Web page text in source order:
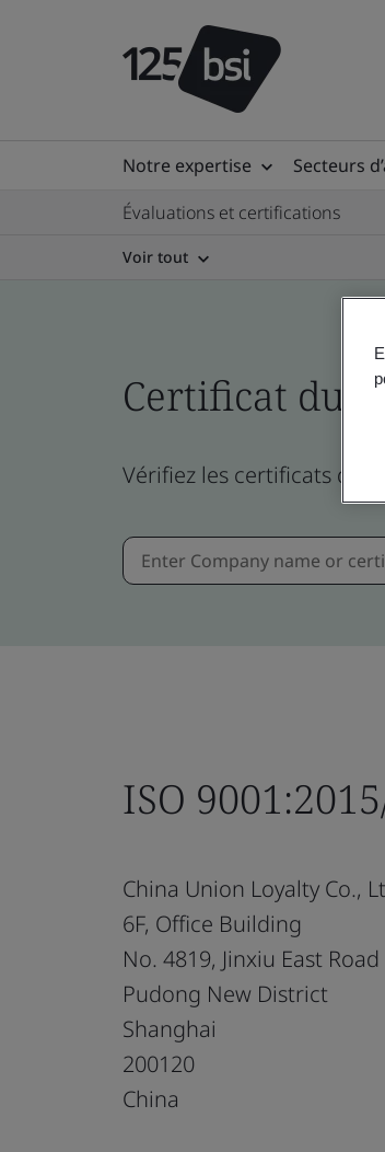
Notre expertise Secteurs
Évaluations et certifications
Voir tout
Certificat du
Vérifiez les certificats de
ISO
China Union Loyalty Co.,
6F, Office Building
No. 4819, Jinxiu East Road
Pudong New District
Shanghai
200120
China